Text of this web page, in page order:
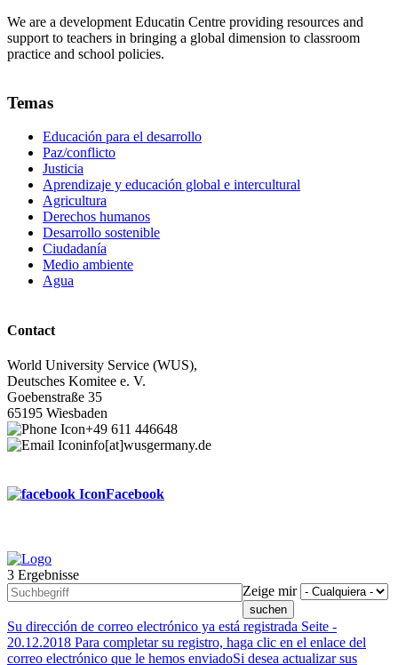
We are a development Educatin Centre providing resources and
support to teachers in bringing a global dimension to classroom
practice and school policies.
Temas
Educación para el desarrollo
Paz/conflicto
Justicia
Aprendizaje y educación global e intercultural
Agricultura
Derechos humanos
Desarrollo sostenible
Ciudadanía
Medio ambiente
Agua
Contact
World University Service (WUS),
Deutsches Komitee e. V.
Goebenstraße 35
65195 Wiesbaden
+49 611 446648
info[at]wusgermany.de
Facebook
Footer
menu
3 Ergebnisse
Zeige mir
Su dirección de correo electrónico ya está registrada Seite -
20.12.2018 Para completar su registro, haga clic en el enlace del
correo electrónico que le hemos enviadoSi desea actualizar sus